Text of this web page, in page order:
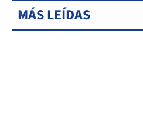
MÁS LEÍDAS